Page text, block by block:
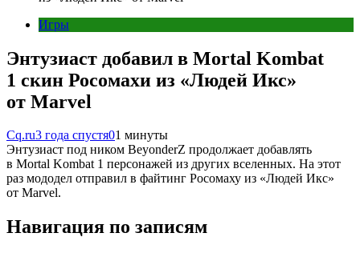
Игры
Энтузиаст добавил в Mortal Kombat
1 скин Росомахи из «Людей Икс»
от Marvel
Cq.ru3 года спустя01 минуты
Энтузиаст под ником BeyonderZ продолжает добавлять
в Mortal Kombat 1 персонажей из других вселенных. На этот
раз мододел отправил в файтинг Росомаху из «Людей Икс»
от Marvel.
Навигация по записям